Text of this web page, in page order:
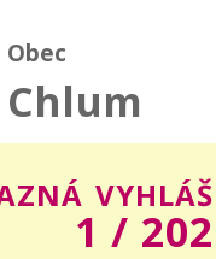
Obec
Chlum
1 /